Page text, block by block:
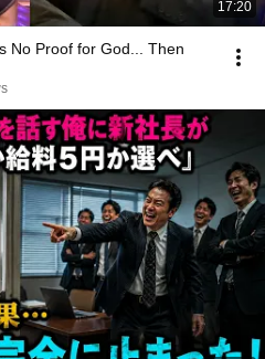
17:20
No Proof for God... Then